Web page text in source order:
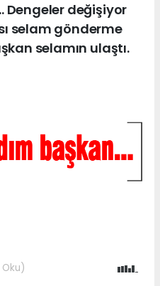
Dengeler değişiyor
selam gönderme
selamın ulaştı.